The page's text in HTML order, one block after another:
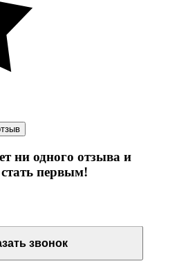
ни одного отзыва и
первым!
звонок